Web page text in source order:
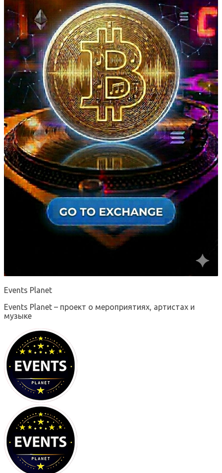
Events Planet
Events Planet – проект о мероприятиях, артистах и
музыке